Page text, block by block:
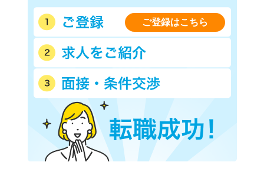
西武多摩湖線
西武多摩川線
西武拝島線
西武西武園線
西武山口線
京王線
京王相模原線
京王井の頭線
京王高尾線
京王競馬場線
小田急小田原線
小田急多摩線
東急目黒線
東急田園都市線
東急大井町線
東急池上線
東急多摩川線
東急世田谷線
京急本線
ご登録はこちら